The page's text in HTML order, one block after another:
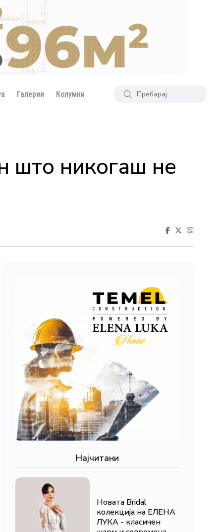
Галерии Колумни
што никогаш не
Најчитани
Новата Bridal
колекција на ЕЛЕНА
ЛУКА - класичен